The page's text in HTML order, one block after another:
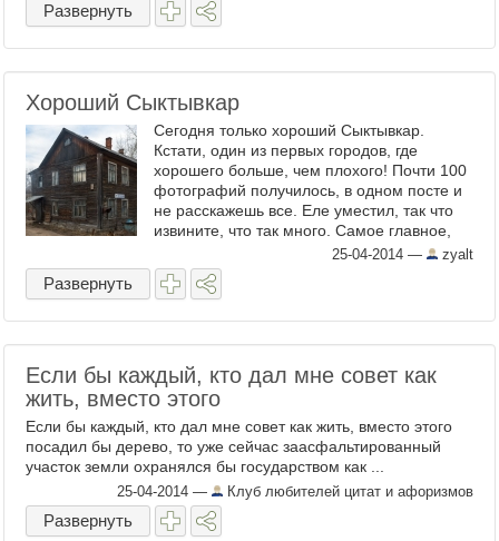
Развернуть
Хороший Сыктывкар
Сегодня только хороший Сыктывкар.
Кстати, один из первых городов, где
хорошего больше, чем плохого! Почти 100
фотографий получилось, в одном посте и
не расскажешь все. Еле уместил, так что
извините, что так много. Самое главное,
Сыктывкар ужасно милый город. Он как
старый плюшевый ...
25-04-2014 — zyalt
Развернуть
Если бы каждый, кто дал мне совет как
жить, вместо этого
Если бы каждый, кто дал мне совет как жить, вместо этого
посадил бы дерево, то уже сейчас заасфальтированный
участок земли охранялся бы государством как ...
25-04-2014 — Клуб любителей цитат и афоризмов
Развернуть